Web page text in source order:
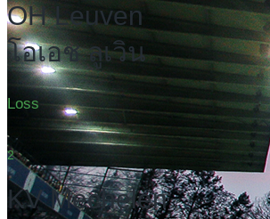
OH Leuven
โอเอช ลูเวิน
Loss
2
KV Mechelen